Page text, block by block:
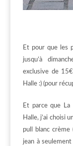
Et pour que les
jusqu’à
exclusive de
Halle :) (pour
Et parce que La
Halle, j’ai choisi
pull blanc
jean à